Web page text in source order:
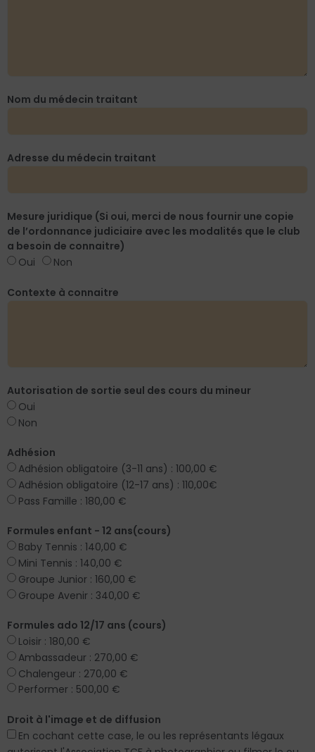
Nom du médecin traitant
Adresse du médecin traitant
Mesure juridique (Si oui, merci de nous fournir une copie
de l’ordonnance judiciaire avec les modalités que le club
a besoin de connaitre)
Oui
Non
Contexte à connaitre
Autorisation de sortie seul des cours du mineur
Oui
Non
Adhésion
Adhésion obligatoire (3-11 ans) : 100,00 €
Adhésion obligatoire (12-17 ans) : 110,00€
Pass Famille : 180,00 €
Formules enfant - 12 ans(cours)
Baby Tennis : 140,00 €
Mini Tennis : 140,00 €
Groupe Junior : 160,00 €
Groupe Avenir : 340,00 €
Formules ado 12/17 ans (cours)
Loisir : 180,00 €
Ambassadeur : 270,00 €
Chalengeur : 270,00 €
Performer : 500,00 €
Droit à l'image et de diffusion
En cochant cette case, le ou les représentants légaux